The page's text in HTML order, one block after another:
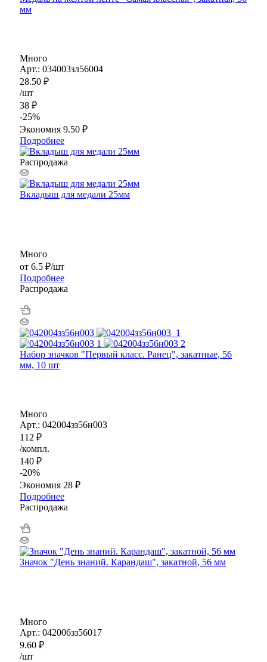
мм
Много
Арт.: 034003зл56004
28.50 ₽
/шт
38 ₽
-25%
Экономия 9.50 ₽
Подробнее
Распродажа
Вкладыш для медали 25мм
Много
от 6.5 ₽/шт
Подробнее
Распродажа
Набор значков "Первый класс. Ранец", закатные, 56
мм, 10 шт
Много
Арт.: 042004зз56н003
112 ₽
/компл.
140 ₽
-20%
Экономия 28 ₽
Подробнее
Распродажа
Значок "День знаний. Карандаш", закатной, 56 мм
Много
Арт.: 042006зз56017
9.60 ₽
/шт